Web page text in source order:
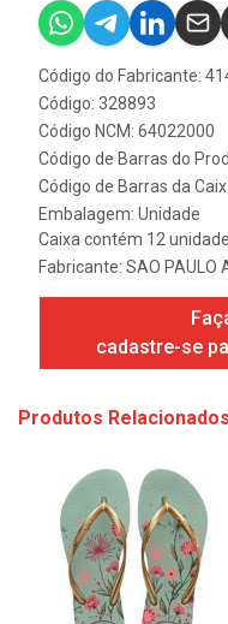
Código do Fabricante:
Código: 328893
Código NCM: 64022000
Código de Barras do
Código de Barras da
Embalagem: Unidade
Caixa contém 12
Fabricante: SAO PAULO
cadastre-se
Produtos Relacionados